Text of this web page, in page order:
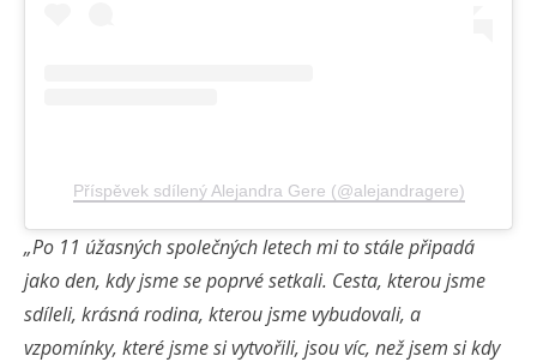
Příspěvek sdílený Alejandra Gere (@alejandragere)
„Po 11 úžasných společných letech mi to stále připadá
jako den, kdy jsme se poprvé setkali. Cesta, kterou jsme
sdíleli, krásná rodina, kterou jsme vybudovali, a
vzpomínky, které jsme si vytvořili, jsou víc, než jsem si kdy